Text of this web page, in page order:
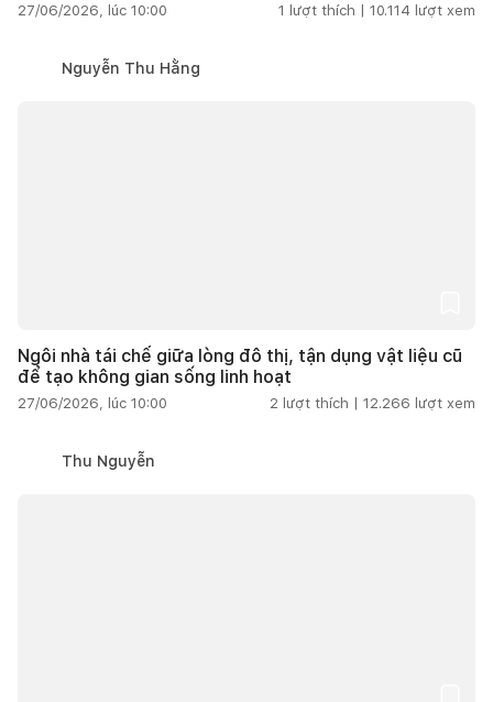
27/06/2026, lúc 10:00 1 lượt thích | 10.114 lượt xem
Nguyễn Thu Hằng
Ngôi nhà tái chế giữa lòng đô thị, tận dụng vật liệu cũ
để tạo không gian sống linh hoạt
27/06/2026, lúc 10:00 2 lượt thích | 12.266 lượt xem
Thu Nguyễn